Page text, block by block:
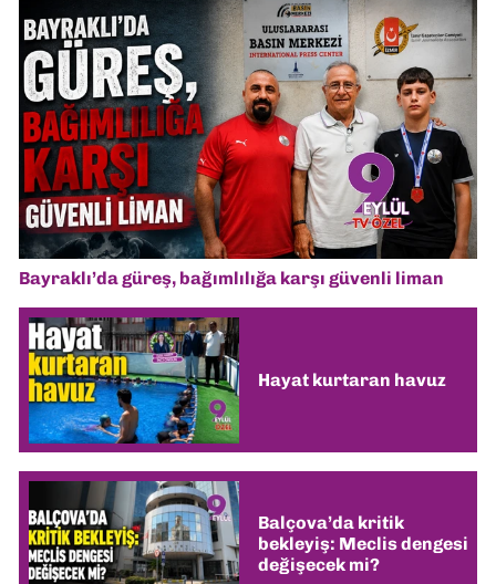
Bayraklı’da güreş, bağımlılığa karşı güvenli liman
Hayat kurtaran havuz
Balçova’da kritik
bekleyiş: Meclis dengesi
değişecek mi?